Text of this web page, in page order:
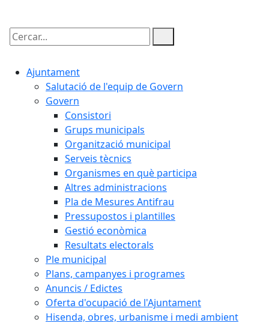
Cercar:
Ajuntament
Salutació de l'equip de Govern
Govern
Consistori
Grups municipals
Organització municipal
Serveis tècnics
Organismes en què participa
Altres administracions
Pla de Mesures Antifrau
Pressupostos i plantilles
Gestió econòmica
Resultats electorals
Ple municipal
Plans, campanyes i programes
Anuncis / Edictes
Oferta d'ocupació de l'Ajuntament
Hisenda, obres, urbanisme i medi ambient